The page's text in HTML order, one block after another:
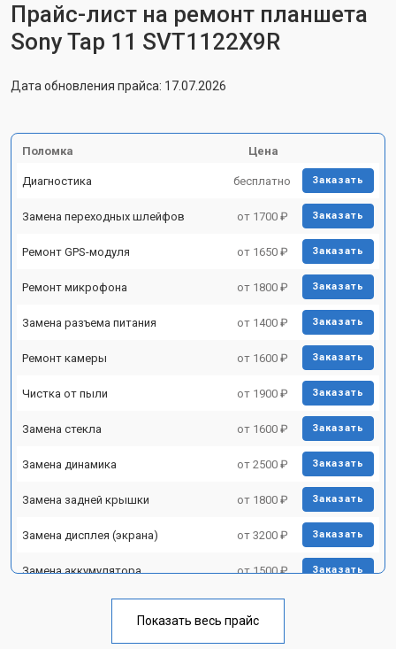
Прайс-лист на ремонт планшета
Sony Tap 11 SVT1122X9R
Дата обновления прайса: 17.07.2026
Поломка Цена
Диагностика бесплатно Заказать
Замена переходных шлейфов от 1700 ₽ Заказать
Ремонт GPS-модуля от 1650 ₽ Заказать
Ремонт микрофона от 1800 ₽ Заказать
Замена разъема питания от 1400 ₽ Заказать
Ремонт камеры от 1600 ₽ Заказать
Чистка от пыли от 1900 ₽ Заказать
Замена стекла от 1600 ₽ Заказать
Замена динамика от 2500 ₽ Заказать
Замена задней крышки от 1800 ₽ Заказать
Замена дисплея (экрана) от 3200 ₽ Заказать
Замена аккумулятора от 1500 ₽ Заказать
Замена материнской платы от 3200 ₽
Показать весь прайс